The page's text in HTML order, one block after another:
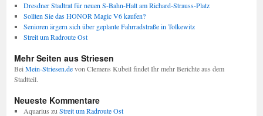
Dresdner Stadtrat für neuen S-Bahn-Halt am Richard-Strauss-Platz
Sollten Sie das HONOR Magic V6 kaufen?
Senioren ärgern sich über geplante Fahrradstraße in Tolkewitz
Streit um Radroute Ost
Mehr Seiten aus Striesen
Bei Mein-Striesen.devon Clemens Kubeil findet Ihr mehr Berichte aus dem
Stadtteil.
Neueste Kommentare
Aquarius zu Streit um Radroute Ost